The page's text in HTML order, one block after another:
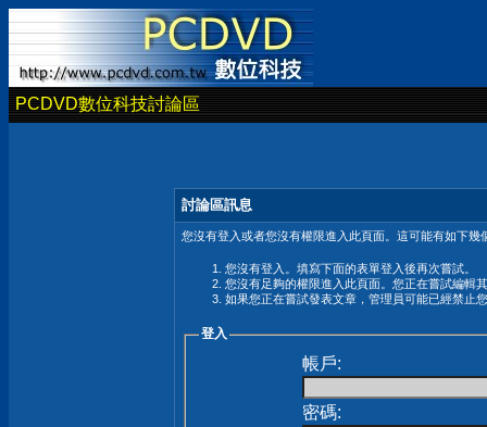
PCDVD數位科技討論區
討論區訊息
您沒有登入或者您沒有權限進入此頁面。這可能有如下幾
您沒有登入。填寫下面的表單登入後再次嘗試。
您沒有足夠的權限進入此頁面。您正在嘗試編輯
如果您正在嘗試發表文章，管理員可能已經禁止
登入
帳戶:
密碼: